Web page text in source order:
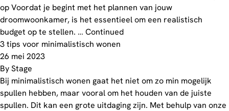
op Voordat je begint met het plannen van jouw
droomwoonkamer, is het essentieel om een realistisch
budget op te stellen. … Continued
3 tips voor minimalistisch wonen
26 mei 2023
ByStage
Bij minimalistisch wonen gaat het niet om zo min mogelijk
spullen hebben, maar vooral om het houden van de juiste
spullen. Dit kan een grote uitdaging zijn. Met behulp van onze